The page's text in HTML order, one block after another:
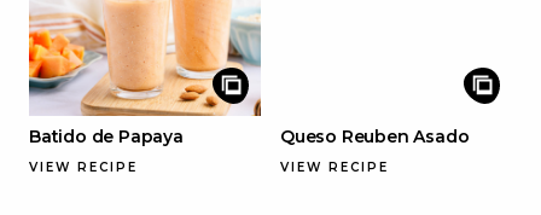
Batido de Papaya
VIEW RECIPE
Queso Reuben Asado
VIEW RECIPE